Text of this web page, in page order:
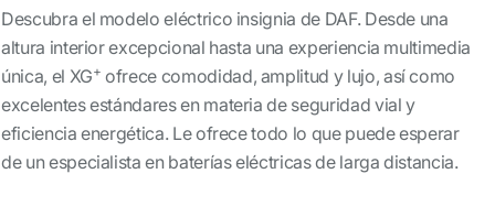
Descubra el modelo eléctrico insignia de DAF. Desde una
altura interior excepcional hasta una experiencia multimedia
única, el XG+ ofrece comodidad, amplitud y lujo, así como
excelentes estándares en materia de seguridad vial y
eficiencia energética. Le ofrece todo lo que puede esperar
de un especialista en baterías eléctricas de larga distancia.